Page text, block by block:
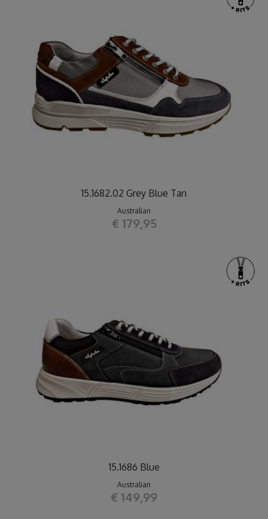
15.1682.02 Grey Blue Tan
Australian
€ 179,95
15.1686 Blue
Australian
€ 149,99